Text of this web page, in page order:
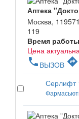
Аптека
Москва,
119
Время
Цена
phone ВЫЗОВ directions
Серлифт